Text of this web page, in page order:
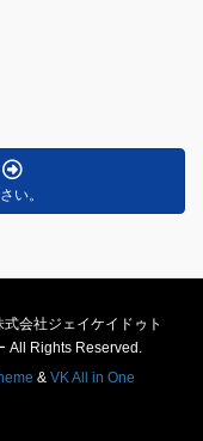
い。
会社ジェイケイドゥト
All Rights Reserved.
& VK All in One